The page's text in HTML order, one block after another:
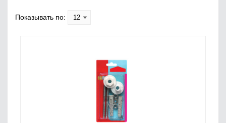
Показывать по: